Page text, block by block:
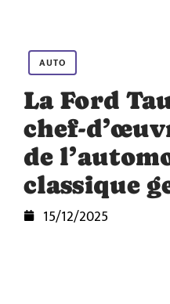
AUTO
La Ford
chef-
de
classique
15/12/2025